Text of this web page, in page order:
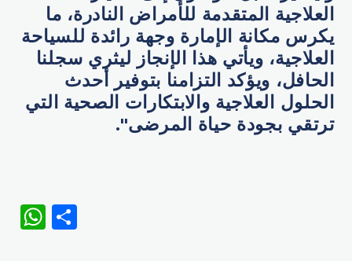
العلاجية المتقدمة للأمراض النادرة، ما
يكرس مكانة الإمارة وجهة رائدة للسياحة
العلاجية، ويأتي هذا الإنجاز ليثري سجلنا
الحافل، ويؤكد التزامنا بتوفير أحدث
الحلول العلاجية والابتكارات الصحية التي
ترتقي بجودة حياة المرضى".
WhatsApp